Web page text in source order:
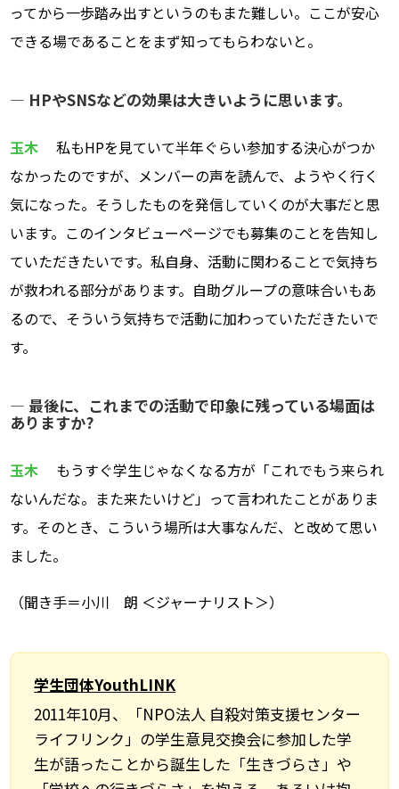
ってから一歩踏み出すというのもまた難しい。ここが安心
できる場であることをまず知ってもらわないと。
― HPやSNSなどの効果は大きいように思います。
玉木
私もHPを見ていて半年ぐらい参加する決心がつか
なかったのですが、メンバーの声を読んで、ようやく行く
気になった。そうしたものを発信していくのが大事だと思
います。このインタビューページでも募集のことを告知し
ていただきたいです。私自身、活動に関わることで気持ち
が救われる部分があります。自助グループの意味合いもあ
るので、そういう気持ちで活動に加わっていただきたいで
す。
― 最後に、これまでの活動で印象に残っている場面は
ありますか?
玉木
もうすぐ学生じゃなくなる方が「これでもう来られ
ないんだな。また来たいけど」って言われたことがありま
す。そのとき、こういう場所は大事なんだ、と改めて思い
ました。
（聞き手＝小川 朗 ＜ジャーナリスト＞）
学生団体YouthLINK
2011年10月、「NPO法人 自殺対策支援センター
ライフリンク」の学生意見交換会に参加した学
生が語ったことから誕生した「生きづらさ」や